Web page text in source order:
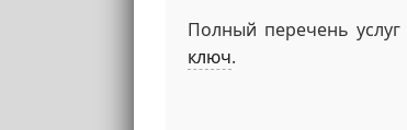
Полный перечень
ключ.